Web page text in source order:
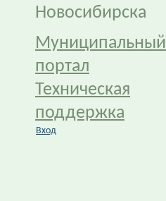
Новосибирска
Муниципальный
портал
Техническая
поддержка
Вход